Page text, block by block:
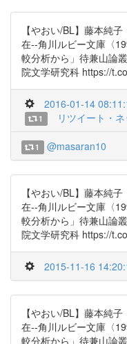
【やおい/BL】藤本純
在--角川ルビー文庫〈
較分析から」待兼山論
院文学研究科 https://
2016-01-14
1 リツイート・
1 @masaran10
【やおい/BL】藤本純
在--角川ルビー文庫〈
較分析から」待兼山論
院文学研究科 https://
2015-11-16
【やおい/BL】藤本純
在--角川ルビー文庫〈
較分析から」待兼山論